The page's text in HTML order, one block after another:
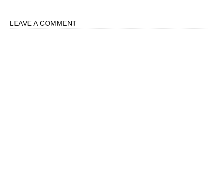
LEAVE A COMMENT